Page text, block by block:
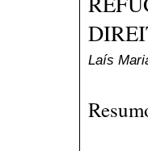
Laís